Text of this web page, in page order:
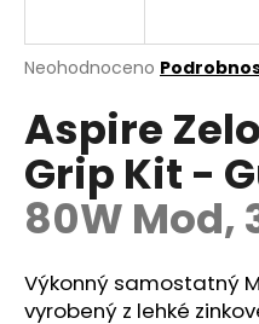
Průměrné
produktu
je
0,0
z
5
hvězdiček.
Neohodnoceno
Aspire
Grip Kit -
80W Mod,
Výkonný samostatný
vyrobený z lehké
j
t
?